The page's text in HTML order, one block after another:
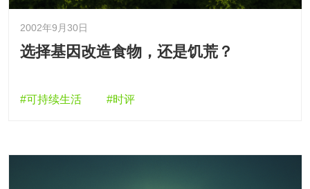
2002年9月30日
选择基因改造食物，还是饥荒？
#可持续生活 #时评